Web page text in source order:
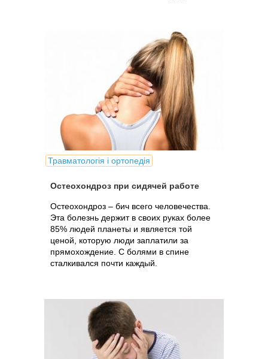
Травматологія і ортопедія
Остеохондроз при сидячей работе
Остеохондроз – бич всего человечества.
Эта болезнь держит в своих руках более
85% людей планеты и является той
ценой, которую люди заплатили за
прямохождение. С болями в спине
сталкивался почти каждый.